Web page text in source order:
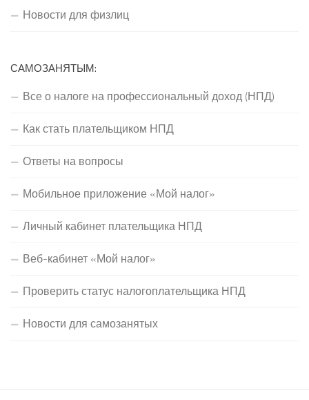
Новости для физлиц
САМОЗАНЯТЫМ:
Все о налоге на профессиональный доход (НПД)
Как стать плательщиком НПД
Ответы на вопросы
Мобильное приложение «Мой налог»
Личный кабинет плательщика НПД
Веб-кабинет «Мой налог»
Проверить статус налогоплательщика НПД
Новости для самозанятых